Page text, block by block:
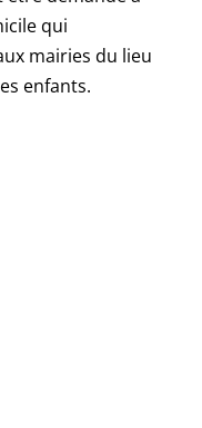
qui
mairies du lieu
enfants.